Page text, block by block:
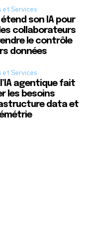
et Services
son IA pour
collaborateurs
le contrôle
données
et Services
l’IA agentique fait
les besoins
data et